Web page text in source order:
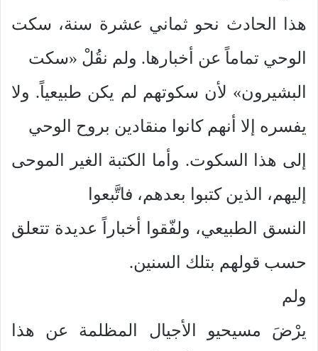
هذا الحادث نحو ثماني عشرة سنة، سكت
الوحي تماماً عن أخبارها. ولم نقُلْ «سكت
البشيرون» لأن سكوتهم لم يكن طبيعياً. ولا
يفسره إلا أنهم كانوا منقادين بروح الوحي
إلى هذا السكوت. وأما الكتبة الغير الموحى
إليهم، الذين كتبوا بعدهم، فاتَّبعوا
النسق الطبيعي، ولفّقوا أخباراً عديدة تتعلق
حسب قولهم بتلك السنين.
ولم
يرْضَ مسيحيو الأجيال المظلمة عن هذا